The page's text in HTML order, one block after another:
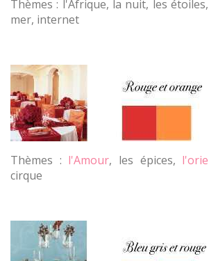
Thèmes : l'Afrique, la nuit, les
mer, internet
Thèmes : l'Amour, les épices,
cirque